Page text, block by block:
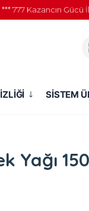
Kazancın Gücü İle
SİSTEM
Yağı